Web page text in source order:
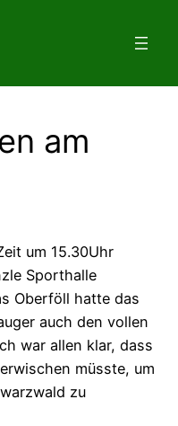
am
um 15.30Uhr
Sporthalle
Oberföll hatte das
auch den vollen
war allen klar, dass
müsste, um
zu